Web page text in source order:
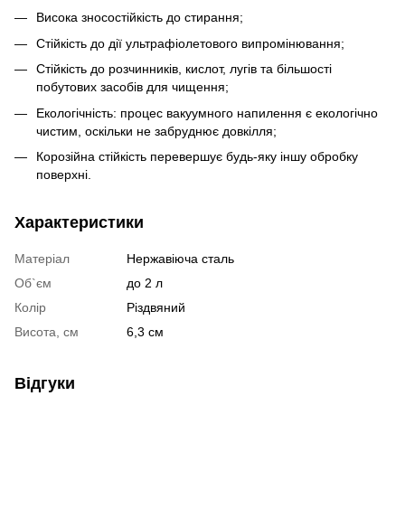
Висока зносостійкість до стирання;
Стійкість до дії ультрафіолетового випромінювання;
Стійкість до розчинників, кислот, лугів та більшості
побутових засобів для чищення;
Екологічність: процес вакуумного напилення є екологічно
чистим, оскільки не забруднює довкілля;
Корозійна стійкість перевершує будь-яку іншу обробку
поверхні.
Характеристики
Матеріал
Нержавіюча сталь
Об`єм
до 2 л
Колір
Різдвяний
Висота, см
6,3 см
Відгуки